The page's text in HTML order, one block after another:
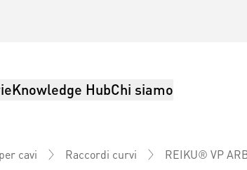
Knowledge HubChi siamo
cavi Raccordi curvi REIKU® VP